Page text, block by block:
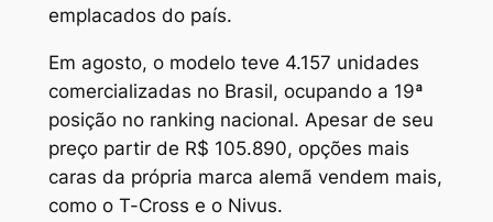
emplacados do país.
Em agosto, o modelo teve 4.157 unidades
comercializadas no Brasil, ocupando a 19ª
posição no ranking nacional. Apesar de seu
preço partir de R$ 105.890, opções mais
caras da própria marca alemã vendem mais,
como o T-Cross e o Nivus.